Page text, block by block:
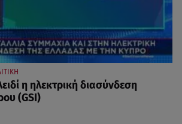
η ηλεκτρική διασύνδεση
(GSI)